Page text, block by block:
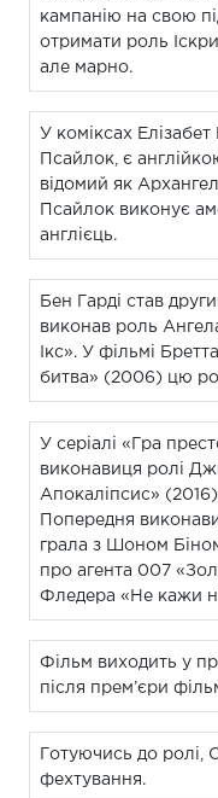
кампанію на свою
отримати роль
але марно.
У коміксах
Псайлок, є
відомий як
Псайлок виконує
англієць.
Бен Гарді став
виконав роль
Ікс». У фільмі
битва» (2006) цю
У серіалі «Гра
виконавиця ролі
Апокаліпсис»
Попередня
грала з Шоном
про агента 007
Фледера «Не кажи
Фільм виходить у
після прем’єри
Готуючись до ролі,
фехтування.